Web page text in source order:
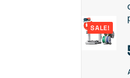
l
SALE!